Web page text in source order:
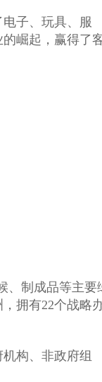
电子、玩具、服
崛起，赢得了
、制成品等主要
拥有22个战略
构、非政府组